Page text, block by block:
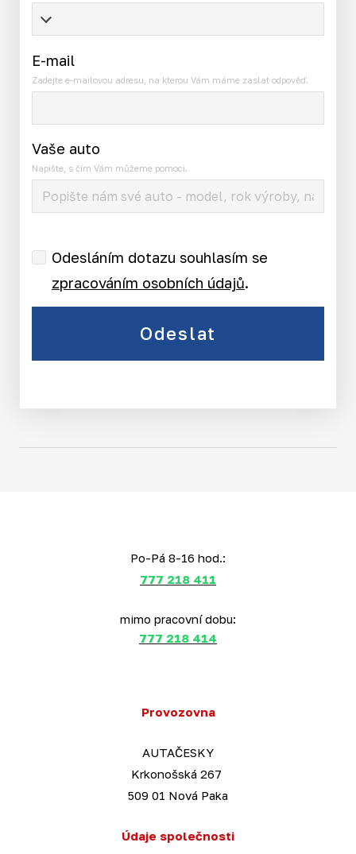
E-mail
Zadejte e-mailovou adresu, na kterou Vám máme zaslat odpověď.
Vaše auto
Napište, s čím Vám můžeme pomoci.
Odesláním dotazu souhlasím se
zpracováním osobních údajů.
Odeslat
Po-Pá 8-16 hod.:
777 218 411
mimo pracovní dobu:
777 218 414
Provozovna
AUTAČESKY
Krkonošská 267
509 01 Nová Paka
Údaje společnosti